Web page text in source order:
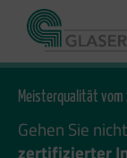
Zum
Inhalt
springen
Meisterqualität
Gehen Sie
zertifizierter